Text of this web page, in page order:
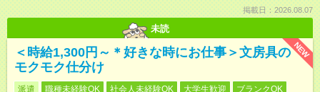
掲載日：2026.08.07
未読
NEW
＜時給1,300円～＊好きな時にお仕事＞文房具の
モクモク仕分け
派遣 職種未経験OK 社会人未経験OK 大学生歓迎
ブランクOK